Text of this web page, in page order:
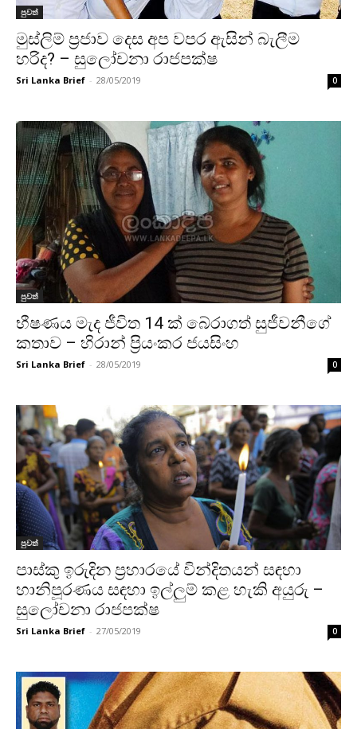
පුවත්
මුස්ලිම් ප්‍රජාව දෙස අප වපර ඇසින් බැලීම
හරිද? – සුලෝචනා රාජපක්ෂ
Sri Lanka Brief - 28/05/2019 0
පුවත්
භීෂණය මැද ජීවිත 14 ක් බේරාගත් සුජීවනීගේ
කතාව – හිරාන් ප්‍රියංකර ජයසිංහ
Sri Lanka Brief - 28/05/2019 0
පුවත්
පාස්කු ඉරුදින ප්‍රහාරයේ වින්දිතයන් සඳහා
හානිපූරණය සඳහා ඉල්ලුම් කළ හැකි අයුරු –
සුලෝචනා රාජපක්ෂ
Sri Lanka Brief - 27/05/2019 0